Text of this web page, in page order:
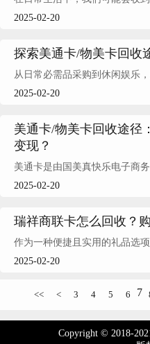
2025-02-20
探索美通卡/物美卡回收
从日常必需品采购到休闲娱乐
2025-02-20
美通卡/物美卡回收途径
变现？
美通卡是由国美真快乐电子商
2025-02-20
瑞祥商联卡怎么回收？
作为一种便捷且实用的礼品选
2025-02-20
<< < 3 4 5 6 7
Copyright © 2018-